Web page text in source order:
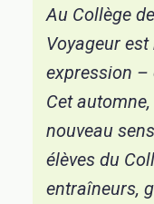
Au Collège
Voyageur
expression –
Cet
nouveau
élèves du
entraîneurs,